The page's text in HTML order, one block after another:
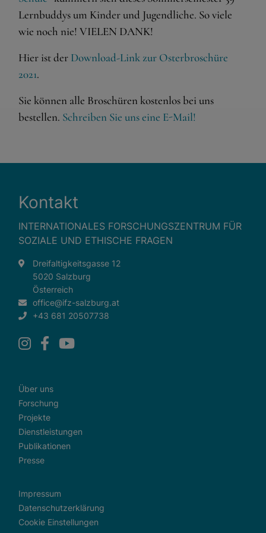
Lernbuddys um Kinder und Jugendliche. So viele
wie noch nie! VIELEN DANK!
Hier ist der Download-Link zur Osterbroschüre
2021.
Sie können alle Broschüren kostenlos bei uns
bestellen. Schreiben Sie uns eine E-Mail!
Kontakt
INTERNATIONALES FORSCHUNGSZENTRUM FÜR
SOZIALE UND ETHISCHE FRAGEN
Dreifaltigkeitsgasse 12
5020 Salzburg
Österreich
office@ifz-salzburg.at
+43 681 20507738
Über uns
Forschung
Projekte
Dienstleistungen
Publikationen
Presse
Impressum
Datenschutzerklärung
Cookie Einstellungen
dringend erforderlich.
Warenkorb
Wenn Cookies von externen Medien akzeptiert werden,
bedarf der Zugriff auf externe Inhalte keiner manuellen
Eingebettete Inhalte